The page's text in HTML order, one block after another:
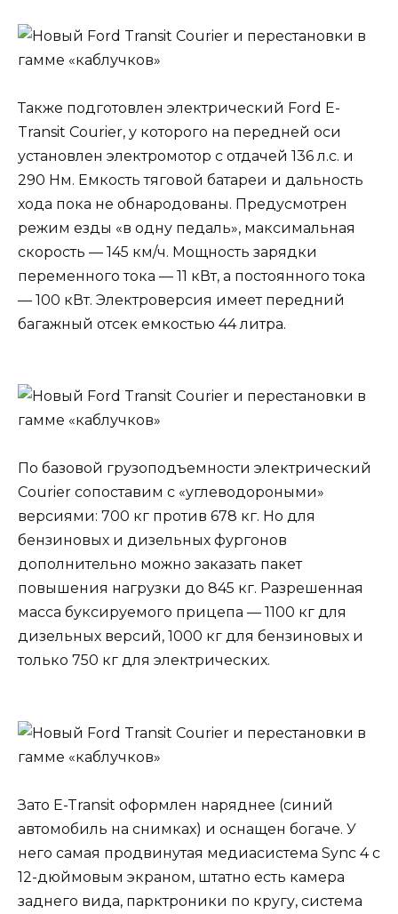
Также подготовлен электрический Ford E-
Transit Courier, у которого на передней оси
установлен электромотор с отдачей 136 л.с. и
290 Нм. Емкость тяговой батареи и дальность
хода пока не обнародованы. Предусмотрен
режим езды «в одну педаль», максимальная
скорость — 145 км/ч. Мощность зарядки
переменного тока — 11 кВт, а постоянного тока
— 100 кВт. Электроверсия имеет передний
багажный отсек емкостью 44 литра.
По базовой грузоподъемности электрический
Courier сопоставим с «углеводороными»
версиями: 700 кг против 678 кг. Но для
бензиновых и дизельных фургонов
дополнительно можно заказать пакет
повышения нагрузки до 845 кг. Разрешенная
масса буксируемого прицепа — 1100 кг для
дизельных версий, 1000 кг для бензиновых и
только 750 кг для электрических.
Зато E-Transit оформлен наряднее (синий
автомобиль на снимках) и оснащен богаче. У
него самая продвинутая медиасистема Sync 4 с
12-дюймовым экраном, штатно есть камера
заднего вида, парктроники по кругу, система